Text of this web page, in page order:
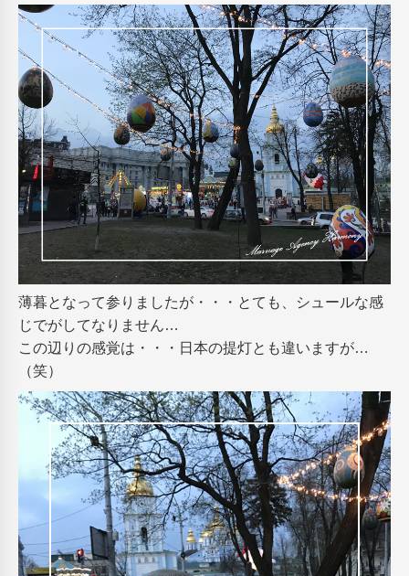
薄暮となって参りましたが・・・とても、シュールな感
じでがしてなりません…
この辺りの感覚は・・・日本の提灯とも違いますが…
（笑）